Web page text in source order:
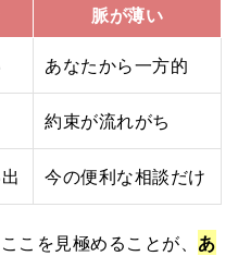
脈が薄い
あなたから一方的
約束が流れがち
今の便利な相談だけ
こを見極めることが、 あ